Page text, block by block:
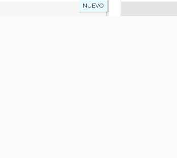
NUEVO